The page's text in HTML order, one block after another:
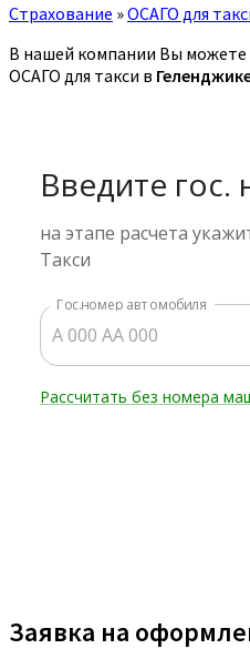
Страхование »ОСАГО для
В нашей компании Вы можете
ОСАГО для такси в
Заявка на